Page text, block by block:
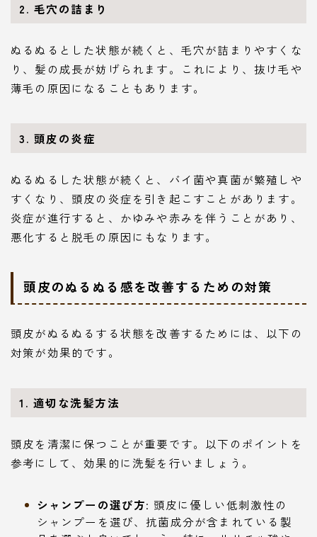
2. 毛穴の詰まり
ぬるぬるとした状態が続くと、毛穴が詰まりやすくな
り、髪の成長が妨げられます。これにより、抜け毛や
薄毛の原因になることもあります。
3. 頭皮の炎症
ぬるぬるした状態が続くと、バイ菌や真菌が繁殖しや
すくなり、頭皮の炎症を引き起こすことがあります。
炎症が進行すると、かゆみや赤みを伴うことがあり、
悪化すると脱毛の原因にもなります。
頭皮のぬるぬる感を改善するための対策
頭皮がぬるぬるする状態を改善するためには、以下の
対策が効果的です。
1. 適切な洗髪方法
頭皮を清潔に保つことが重要です。以下のポイントを
参考にして、効果的に洗髪を行いましょう。
シャンプーの選び方: 頭皮に優しい低刺激性の
シャンプーを選び、抗菌成分が含まれている製